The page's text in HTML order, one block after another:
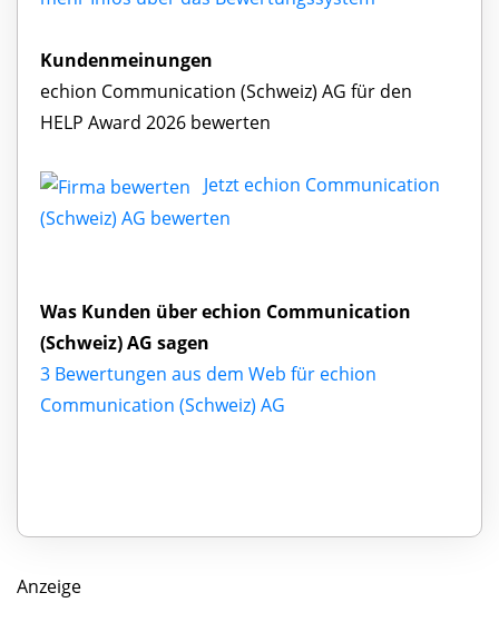
Kundenmeinungen
echion Communication (Schweiz) AG für den
HELP Award 2026 bewerten
Jetzt echion Communication
(Schweiz) AG bewerten
Was Kunden über echion Communication
(Schweiz) AG sagen
3 Bewertungen aus dem Web für echion
Communication (Schweiz) AG
Anzeige